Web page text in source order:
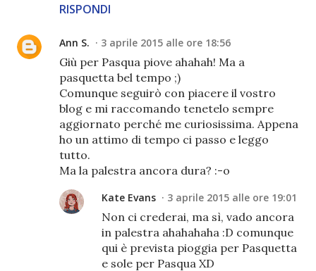
RISPONDI
Ann S. 3 aprile 2015 alle ore 18:56
Giù per Pasqua piove ahahah! Ma a
pasquetta bel tempo ;)
Comunque seguirò con piacere il vostro
blog e mi raccomando tenetelo sempre
aggiornato perché me curiosissima. Appena
ho un attimo di tempo ci passo e leggo
tutto.
Ma la palestra ancora dura? :-o
Kate Evans 3 aprile 2015 alle ore 19:01
Non ci crederai, ma sì, vado ancora
in palestra ahahahaha :D comunque
qui è prevista pioggia per Pasquetta
e sole per Pasqua XD